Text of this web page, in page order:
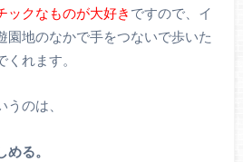
ックなものが大好き ですので、イ
園地のなかで手をつないで歩いた
れます。
のは、
る。